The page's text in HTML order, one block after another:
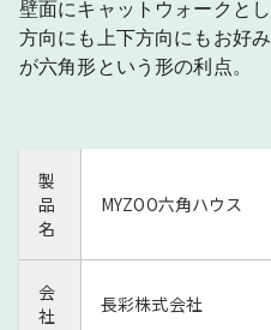
壁面にキャットウォークと
方向にも上下方向にもお好
が六角形という形の利点。
製
品
名
MYZOO六角ハウス
会
社
長彩株式会社